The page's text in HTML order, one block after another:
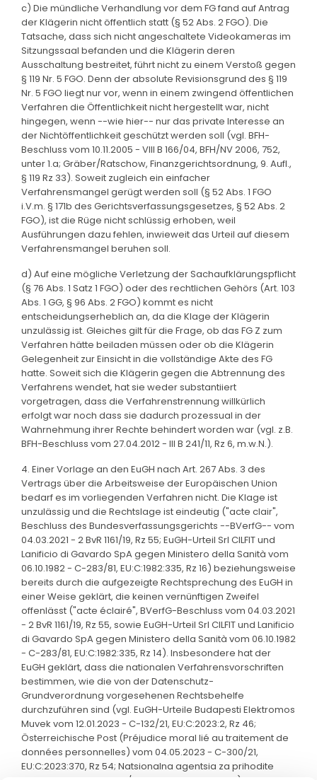
c) Die mündliche Verhandlung vor dem FG fand auf Antrag
der Klägerin nicht öffentlich statt (§ 52 Abs. 2 FGO). Die
Tatsache, dass sich nicht angeschaltete Videokameras im
Sitzungssaal befanden und die Klägerin deren
Ausschaltung bestreitet, führt nicht zu einem Verstoß gegen
§ 119 Nr. 5 FGO. Denn der absolute Revisionsgrund des § 119
Nr. 5 FGO liegt nur vor, wenn in einem zwingend öffentlichen
Verfahren die Öffentlichkeit nicht hergestellt war, nicht
hingegen, wenn --wie hier-- nur das private Interesse an
der Nichtöffentlichkeit geschützt werden soll (vgl. BFH-
Beschluss vom 10.11.2005 - VIII B 166/04, BFH/NV 2006, 752,
unter 1.a; Gräber/Ratschow, Finanzgerichtsordnung, 9. Aufl.,
§ 119 Rz 33). Soweit zugleich ein einfacher
Verfahrensmangel gerügt werden soll (§ 52 Abs. 1 FGO
i.V.m. § 171b des Gerichtsverfassungsgesetzes, § 52 Abs. 2
FGO), ist die Rüge nicht schlüssig erhoben, weil
Ausführungen dazu fehlen, inwieweit das Urteil auf diesem
Verfahrensmangel beruhen soll.
d) Auf eine mögliche Verletzung der Sachaufklärungspflicht
(§ 76 Abs. 1 Satz 1 FGO) oder des rechtlichen Gehörs (Art. 103
Abs. 1 GG, § 96 Abs. 2 FGO) kommt es nicht
entscheidungserheblich an, da die Klage der Klägerin
unzulässig ist. Gleiches gilt für die Frage, ob das FG Z zum
Verfahren hätte beiladen müssen oder ob die Klägerin
Gelegenheit zur Einsicht in die vollständige Akte des FG
hatte. Soweit sich die Klägerin gegen die Abtrennung des
Verfahrens wendet, hat sie weder substantiiert
vorgetragen, dass die Verfahrenstrennung willkürlich
erfolgt war noch dass sie dadurch prozessual in der
Wahrnehmung ihrer Rechte behindert worden war (vgl. z.B.
BFH-Beschluss vom 27.04.2012 - III B 241/11, Rz 6, m.w.N.).
4. Einer Vorlage an den EuGH nach Art. 267 Abs. 3 des
Vertrags über die Arbeitsweise der Europäischen Union
bedarf es im vorliegenden Verfahren nicht. Die Klage ist
unzulässig und die Rechtslage ist eindeutig ("acte clair",
Beschluss des Bundesverfassungsgerichts --BVerfG-- vom
04.03.2021 - 2 BvR 1161/19, Rz 55; EuGH-Urteil Srl CILFIT und
Lanificio di Gavardo SpA gegen Ministero della Sanità vom
06.10.1982 - C-283/81, EU:C:1982:335, Rz 16) beziehungsweise
bereits durch die aufgezeigte Rechtsprechung des EuGH in
einer Weise geklärt, die keinen vernünftigen Zweifel
offenlässt ("acte éclairé", BVerfG-Beschluss vom 04.03.2021
- 2 BvR 1161/19, Rz 55, sowie EuGH-Urteil Srl CILFIT und Lanificio
di Gavardo SpA gegen Ministero della Sanità vom 06.10.1982
- C-283/81, EU:C:1982:335, Rz 14). Insbesondere hat der
EuGH geklärt, dass die nationalen Verfahrensvorschriften
bestimmen, wie die von der Datenschutz-
Grundverordnung vorgesehenen Rechtsbehelfe
durchzuführen sind (vgl. EuGH-Urteile Budapesti Elektromos
Muvek vom 12.01.2023 - C-132/21, EU:C:2023:2, Rz 46;
Österreichische Post (Préjudice moral lié au traitement de
données personnelles) vom 04.05.2023 - C-300/21,
EU:C:2023:370, Rz 54; Natsionalna agentsia za prihodite